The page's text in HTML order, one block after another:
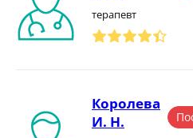
терапевт
Королева
И. Н.